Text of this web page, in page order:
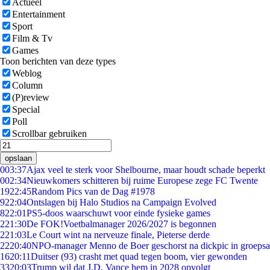
Actueel
Entertainment
Sport
Film & Tv
Games
Toon berichten van deze types
Weblog
Column
(P)review
Special
Poll
Scrollbar gebruiken
opslaan
003:37Ajax veel te sterk voor Shelbourne, maar houdt schade beperkt
002:34Nieuwkomers schitteren bij ruime Europese zege FC Twente
1922:45Random Pics van de Dag #1978
922:04Ontslagen bij Halo Studios na Campaign Evolved
822:01PS5-doos waarschuwt voor einde fysieke games
221:30De FOK!Voetbalmanager 2026/2027 is begonnen
221:03Le Court wint na nerveuze finale, Pieterse derde
2220:40NPO-manager Menno de Boer geschorst na dickpic in
1620:11Duitser (93) crasht met quad tegen boom, vier gewonden
3320:03Trump wil dat J.D. Vance hem in 2028 opvolgt